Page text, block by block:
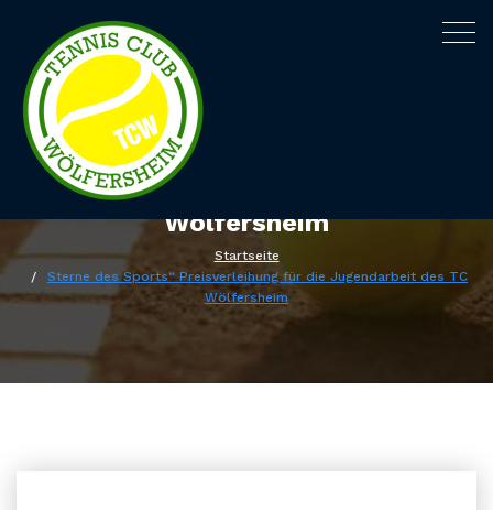
Sterne des Sports“ Preisverleihung
für die Jugendarbeit des TC
Wölfersheim
Startseite
Sterne des Sports“ Preisverleihung für die Jugendarbeit des TC
Wölfersheim